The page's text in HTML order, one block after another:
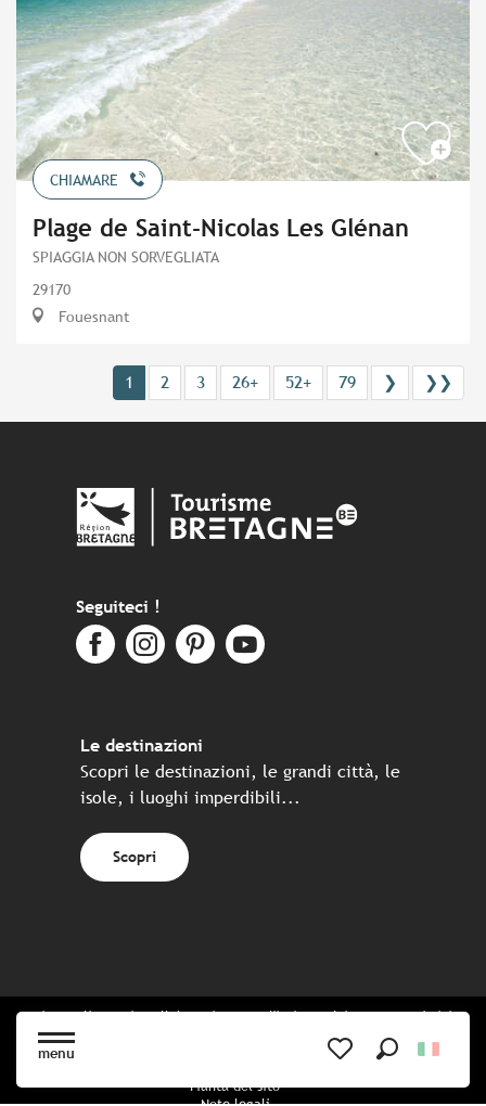
menu
CHIAMARE
Plage de Saint-Nicolas Les Glénan
SPIAGGIA NON SORVEGLIATA
29170
Fouesnant
1 2 3 26+ 52+ 79 ❯ ❯❯
Seguiteci !
Le destinazioni
Scopri le destinazioni, le grandi città, le
isole, i luoghi imperdibili...
Scopri
Sito realizzato in collaborazione con l'insieme dei partner turistici
Pianta del sito